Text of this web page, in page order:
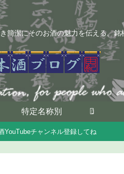
潔にそのお酒の魅力を伝える。銘
特定名称別
YouTubeチャンネル登録してね